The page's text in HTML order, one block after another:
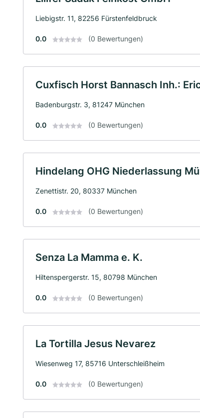
Liebigstr. 11, 82256 Fürstenfeldbruck
0.0 (0 Bewertungen)
Cuxfisch Horst Bannasch Inh.:
Badenburgstr. 3, 81247 München
0.0 (0 Bewertungen)
Hindelang OHG Niederlassung
Zenettistr. 20, 80337 München
0.0 (0 Bewertungen)
Senza La Mamma e. K.
Hiltenspergerstr. 15, 80798 München
0.0 (0 Bewertungen)
La Tortilla Jesus Nevarez
Wiesenweg 17, 85716 Unterschleißheim
0.0 (0 Bewertungen)